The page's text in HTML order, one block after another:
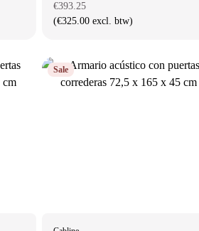
€393.25
(€325.00 excl. btw)
Sale